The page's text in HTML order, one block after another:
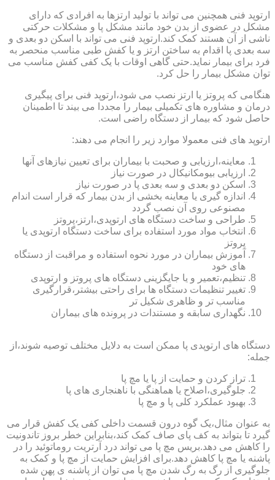
ارتوپد فنی همچنین می تواند با تولید ارتزها به افرادی که دارای
مشکل در عضوی از بدن خود مانند مشکل پا و مشکلات حرکتی
ناشی از آن هستند کمک کند.ارتوپد فنی می تواند با اسکن دو بعدی و
سه بعدی پا اقدام به ساختن ارتز و یا کفش طبی مناسب منحصر به
فرد برای بیمار نماید.حتی گاهی اوقات با یک کفی کفش مناسب می
توان مشکل بیمار را حل کرد.
هنگامی که پروتز یا ارتز نصب می شود،ارتوپد فنی برای پیگیری
درمان و مشاوره های تکمیلی بیمار را مجددا می بیند تا اطمینان
حاصل شود که بیمار از دستگاه راضی است.
ارتوپد های فنی معمولا موارد زیر را انجام می دهند:
معاینه،ارزیابی و صحبت با بیماران برای تعیین نیازهای آنها
ارزیابی بیومکانیکال در صورت نیاز
اسکن دو بعدی و سه بعدی پا در صورت نیاز
اندازه گیری یا معاینه بخشی از بدن بیمار که قرار است اندام
مصنوعی روی آن نصب گردد
طراحی و ساخت دستگاه های ارتوپدی،ارتز،پروتز
انتخاب مواد مورد استفاده برای ساخت دستگاه ارتوپدی یا
پروتز
آموزش بیماران در مورد نحوه استفاده و مراقبت از دستگاه
های خود
تنظیم،تعمیر و یا جایگزینی دستگاه های پروتز و ارتوپدی
تغییر تنظیمات دستگاه ها برای راحتی بیشتر،قرارگیری
مناسب تر و ظاهری شکیل تر
نگهداری سابقه و مستندات در پرونده های بیماران
دستگاه های ارتوپدی پا ممکن است به دلایل مختلف توصیه شوند،از
جمله:
تراز کردن و حمایت از پا یا مچ پا
جلوگیری،اصلاح یا هماهنگی با ناهنجاری های پا
بهبود عملکرد کلی پا و مچ پا
به عنوان مثال،یک گوه درون قسمت داخلی کفی یک کفش قرار می
گیرد تا بتواند به کف پای صاف کمک کند،بنابراین خطر بروز تاندونیت
را کاهش می دهد.بریس مچ پا می تواند درد آرتریت روماتوئید را در
پاشنه یا مچ پا کاهش دهد.برای افزایش حمایت از مچ پا و کمک به
جلوگیری از رگ به رگ شدن مچ پا می توان از پاشنه ی پهن شده